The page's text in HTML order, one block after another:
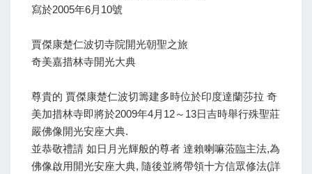
寫於2005年6月10號
賈傑康楚仁波切寺院開光朝聖之旅
奇美嘉措林寺開光大典
尊貴的 賈傑康楚仁波切籌建多時位於印度達蘭莎拉 奇
美加措林寺即將於2009年4月12～13日吉時舉行殊聖莊
嚴佛像開光安座大典.
並恭敬禮請 如日月光輝般的尊者 達賴喇嘛蒞臨主法,為
佛像啟用開光安座大典, 隨後並將帶領十方信眾修法(詳